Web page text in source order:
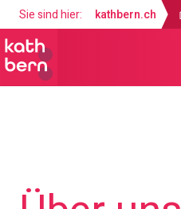
Sie sind hier: kathbern.ch